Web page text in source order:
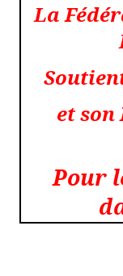
La
etson
Pour